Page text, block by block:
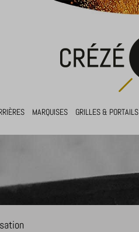
MARQUISES GRILLES & PORTAILS